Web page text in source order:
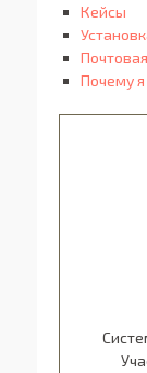
Кейсы
Почему